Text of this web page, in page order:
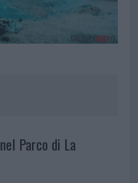
Parco di La